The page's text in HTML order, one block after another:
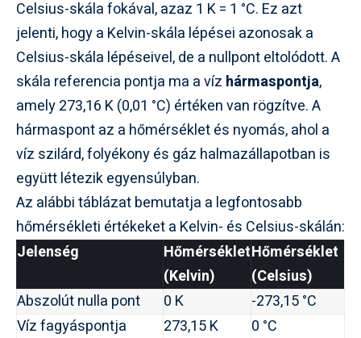
Celsius-skála fokával, azaz 1 K = 1 °C. Ez azt
jelenti, hogy a Kelvin-skála lépései azonosak a
Celsius-skála lépéseivel, de a nullpont eltolódott. A
skála referencia pontja ma a víz hármaspontja,
amely 273,16 K (0,01 °C) értéken van rögzítve. A
hármaspont az a hőmérséklet és nyomás, ahol a
víz szilárd, folyékony és gáz halmazállapotban is
együtt létezik egyensúlyban.
Az alábbi táblázat bemutatja a legfontosabb
hőmérsékleti értékeket a Kelvin- és Celsius-skálán:
Jelenség
Hőmérséklet
(Kelvin)
Hőmérséklet
(Celsius)
Abszolút nulla pont
0 K
-273,15 °C
Víz fagyáspontja
273,15 K 0 °C